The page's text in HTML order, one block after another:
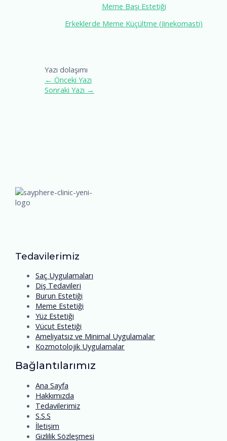
Meme Başı Estetiği
Erkeklerde Meme Küçültme (Jinekomasti)
Yazı dolaşımı
← Önceki Yazı
Sonraki Yazı →
Tedavilerimiz
Saç Uygulamaları
Diş Tedavileri
Burun Estetiği
Meme Estetiği
Yüz Estetiği
Vücut Estetiği
Ameliyatsız ve Minimal Uygulamalar
Kozmotolojik Uygulamalar
Bağlantılarımız
Ana Sayfa
Hakkımızda
Tedavilerimiz
S.S.S
İletişim
Gizlilik Sözleşmesi